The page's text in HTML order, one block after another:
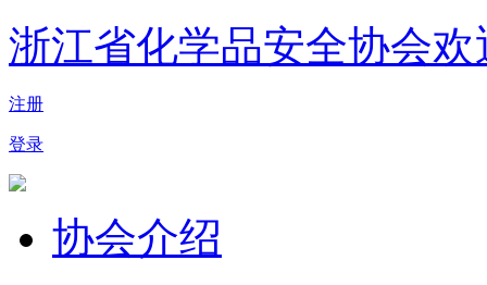
浙江省化学品安全协会欢
注册
登录
协会介绍